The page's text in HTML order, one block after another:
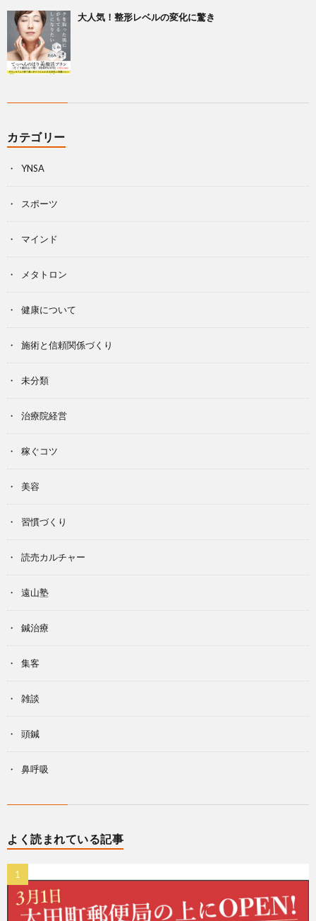
大人気！整形レベルの変化に驚き
カテゴリー
YNSA
スポーツ
マインド
メタトロン
健康について
施術と信頼関係づくり
未分類
治療院経営
稼ぐコツ
美容
習慣づくり
読売カルチャー
遠山塾
鍼治療
集客
雑談
頭鍼
鼻呼吸
よく読まれている記事